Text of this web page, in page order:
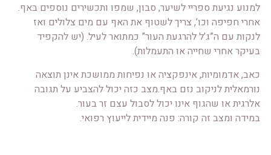
למנוע נגיעת ספריי לשיער, סבון, שמפו ותכשירים נוספים באף.
אחרי חפיפה וכו’, צריך לשטוף את האף עם מים צלולים ואז
לנקות עם ה”ג’ל להרגעת העור” כמתואר לעיל. (יש להקפיד
בעיקר אחרי שחייה או התעמלות).
כאב, אדמומיות, אינפקציה או נפיחות ממושכת אינן תוצאה
נורמאלית לניקוב נזם באף.מצב כזה יכול להצביע על תגובה
אלרגית או שהגוף אינו יכול לסבול עצם זר בעור.
במידה ומצב זה קורה: פנה מיידית לייעוץ רפואי.